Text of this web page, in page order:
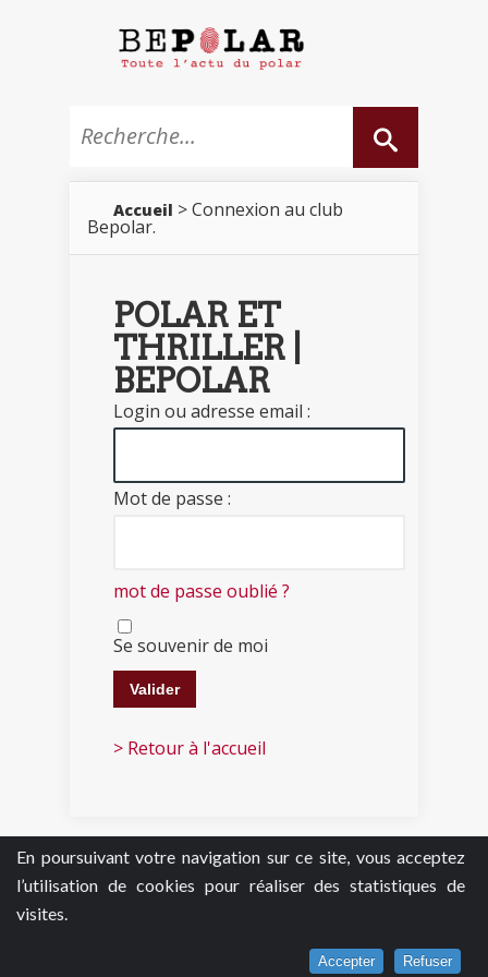
En poursuivant votre navigation sur ce site, vous acceptez
l’utilisation de cookies pour réaliser des statistiques de
visites.
Accepter Refuser
Accueil > Connexion au club
Bepolar.
POLAR ET
THRILLER |
BEPOLAR
Login ou adresse email :
Mot de passe :
mot de passe oublié ?
Se souvenir de moi
> Retour à l'accueil